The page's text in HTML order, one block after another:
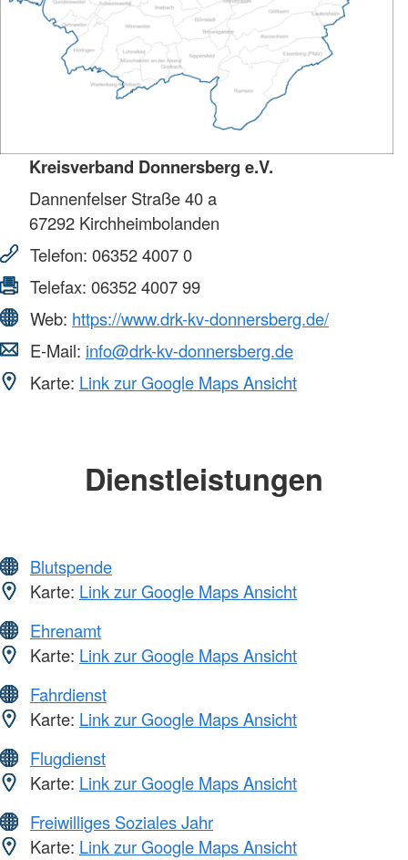
Kreisverband Donnersberg e.V.
Dannenfelser Straße 40 a
67292 Kirchheimbolanden
Telefon: 06352 4007 0
Telefax: 06352 4007 99
Web: https://www.drk-kv-donnersberg.de/
E-Mail: info@drk-kv-donnersberg.de
Karte: Link zur Google Maps Ansicht
Dienstleistungen
Blutspende
Karte: Link zur Google Maps Ansicht
Ehrenamt
Karte: Link zur Google Maps Ansicht
Fahrdienst
Karte: Link zur Google Maps Ansicht
Flugdienst
Karte: Link zur Google Maps Ansicht
Freiwilliges Soziales Jahr
Karte: Link zur Google Maps Ansicht